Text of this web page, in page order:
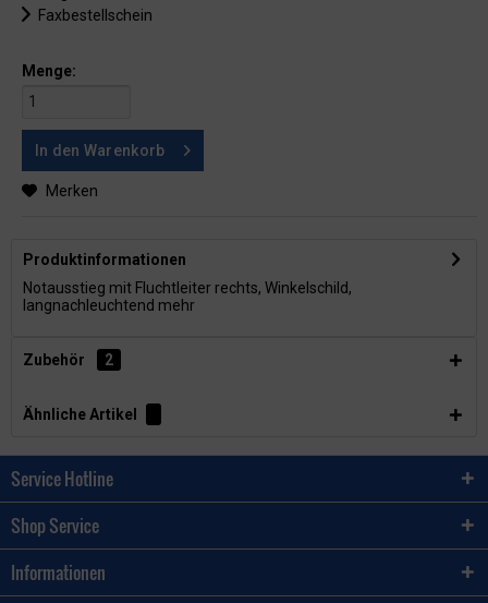
Faxbestellschein
Menge:
In den Warenkorb
Merken
Produktinformationen
Notausstieg mit Fluchtleiter rechts, Winkelschild,
langnachleuchtend mehr
Zubehör 2
Ähnliche Artikel
Service Hotline
Shop Service
Informationen